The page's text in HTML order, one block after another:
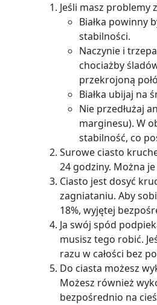
Jeśli masz problemy
Białka powinny
stabilności.
Naczynie i
chociażby
przekrojoną
Białka ubijaj na
Nie przedłużaj
marginesu). W
stabilność, co
Surowe ciasto
24 godziny. Można
Ciasto jest dosyć
zagniataniu. Aby
18%, wyjętej
Ja swój spód
musisz tego robić.
razu w całości bez
Do ciasta możesz
Możesz również
bezpośrednio na